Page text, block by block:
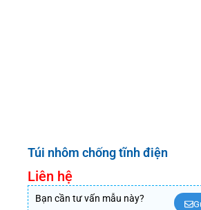
Túi nhôm chống tĩnh điện
Liên hệ
Bạn cần tư vấn mẫu này?